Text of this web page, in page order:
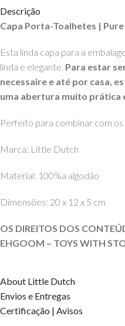
Descrição
Capa Porta-Toalhetes |
Esta linda capa para a
linda e elegante. Para estar
necessaire e até por casa,
uma abertura muito prática
Perfeito para combinar com
Marca: Little Dutch
Material: 100%a algodão
Dimensões: 20 x 12 x 5 cm
OS DIREITOS DOS
EHGOOM – TOYS WITH
About Little Dutch
Envios e Entregas
Certificação | Avisos